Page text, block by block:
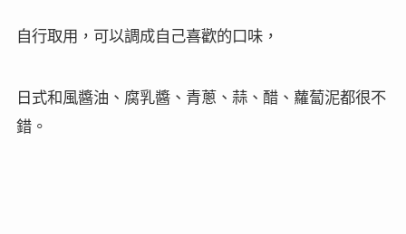
自行取用，可以調成自己喜歡的口味，
日式和風醬油、腐乳醬、青蔥、蒜、醋、蘿蔔泥都很不
錯。